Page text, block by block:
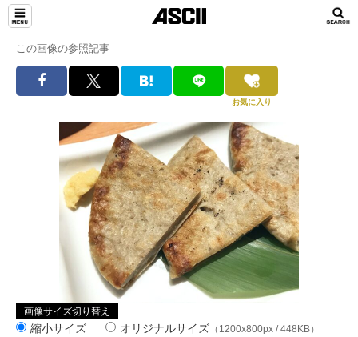
この画像の参照記事
お気に入り
画像サイズ切り替え
縮小サイズ オリジナルサイズ （1200x800px / 448KB）